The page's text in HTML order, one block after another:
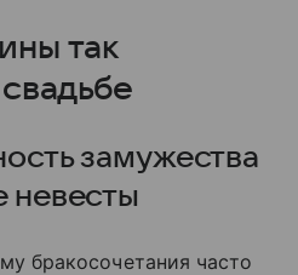
так
замужества
невесты
бракосочетания часто